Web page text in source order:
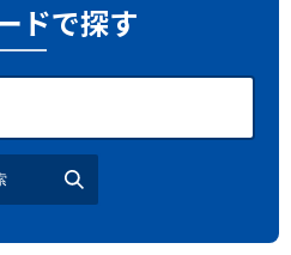
サマードリンク
夏のネタ 暑さ対策2026
ュース
ドで探す